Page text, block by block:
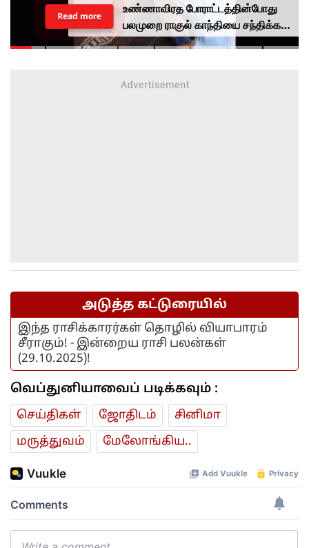
உண்ணாவிரத போராட்டத்தின்போது
பலமுறை ராகுல் காந்தியை சந்திக்க
முயன்றாரா சோனம் வாங்சுக்
Read more
அடுத்த கட்டுரையில்
இந்த ராசிக்காரர்கள் தொழில் வியாபாரம்
சீராகும்! - இன்றைய ராசி பலன்கள்
(29.10.2025)!
வெப்துனியாவைப் படிக்கவும் :
செய்திகள் ஜோ‌திட‌ம்
சினிமா
மரு‌த்துவ‌ம்
மேலோங்கிய..